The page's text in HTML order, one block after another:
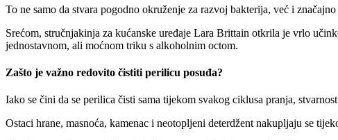
To ne samo da stvara pogodno okruženje za razvoj bakterija, već i
Srećom, stručnjakinja za kućanske uređaje Lara Brittain otkrila je vrlo
jednostavnom, ali moćnom triku s alkoholnim octom.
Zašto je važno redovito čistiti perilicu posuđa?
Iako se čini da se perilica čisti sama tijekom svakog ciklusa pranja,
Ostaci hrane, masnoća, kamenac i neotopljeni deterdžent nakupljaju se